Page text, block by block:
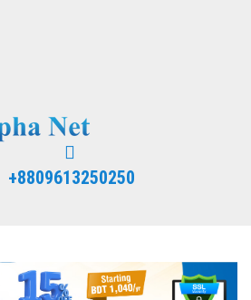
+8809613250250